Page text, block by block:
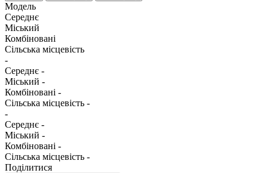
Модель
Середнє
Міський
Комбіновані
Сільська місцевість
-
Середнє -
Міський -
Комбіновані -
Сільська місцевість -
-
Середнє -
Міський -
Комбіновані -
Сільська місцевість -
Поділитися